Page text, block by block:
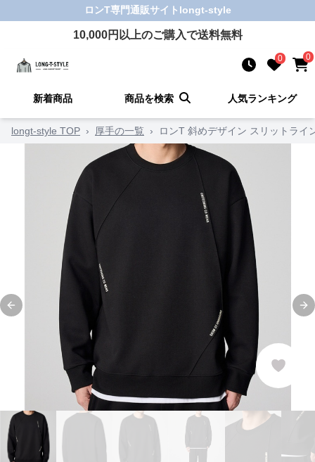
ロンT専門通販サイト longt-style
10,000円以上のご購入で送料無料
0 0
新着商品 商品を検索 人気ランキング
longt-style TOP › 厚手の一覧 › ロンT 斜めデザイン スリットライ
Previous slide